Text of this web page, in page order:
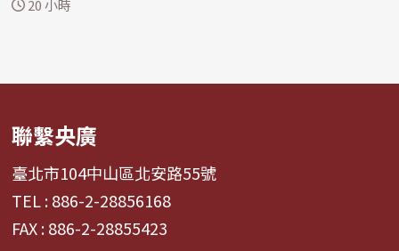
20 小時
聯繫央廣
臺北市104中山區北安路55號
TEL : 886-2-28856168
FAX : 886-2-28855423